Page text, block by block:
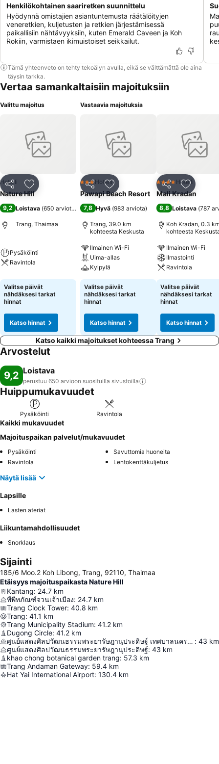
Henkilökohtainen saariretken suunnittelu
Hyödynnä omistajien asiantuntemusta räätälöityjen
veneretkien, kuljetusten ja retkien järjestämisessä
paikallisiin nähtävyyksiin, kuten Emerald Caveen ja Koh
Rokiin, varmistaen ikimuistoiset seikkailut.
Tämä yhteenveto on tehty tekoälyn avulla, eikä se välttämättä ole aina
täysin tarkka.
Vertaa samankaltaisiin majoituksiin
Valittu majoitus
Jaa Lisää suosikkeihin
Hotelli
Nature Hill
9,2 Loistava (650 arviota)
Trang, Thaimaa
Pysäköinti
Ravintola
Valitse päivät
nähdäksesi tarkat
hinnat
Katso hinnat
Vastaavia majoituksia
Jaa Lisää suosikkeihin
3 Tähtiluokitus
Hotelli
Pawapi Beach Resort
7,8 Hyvä (983 arviota)
Trang, 39.0 km
kohteesta Keskusta
Ilmainen Wi-Fi
Uima-allas
Kylpylä
Valitse päivät
nähdäksesi tarkat
hinnat
Katso hinnat
Jaa Lisää
4 Tähtiluokitus
Hotelli
Mali Kradan
8,8 Loistava (787
Koh Kradan, 0.3
kohteesta
Ilmainen Wi-Fi
Ilmastointi
Ravintola
Valitse päivät
nähdäksesi tarkat
hinnat
Katso hinnat
Katso kaikki majoitukset kohteessa Trang
Arvostelut
9,2 Loistava
perustuu 650 arvioon suosituilla sivustoilla
Huippumukavuudet
Pysäköinti Ravintola
Kaikki mukavuudet
Majoituspaikan palvelut/mukavuudet
Pysäköinti
Savuttomia huoneita
Ravintola
Lentokenttäkuljetus
Näytä lisää
Lapsille
Lasten ateriat
Liikuntamahdollisuudet
Snorklaus
Sijainti
185/6 Moo.2 Koh Libong, Trang, 92110, Thaimaa
Etäisyys majoituspaikasta Nature Hill
Kantang: 24.7 km
พืพืทภัณฑ์จวนเจ้าเมือง: 24.7 km
Trang Clock Tower: 40.8 km
Trang: 41.1 km
Trang Municipality Stadium: 41.2 km
Dugong Circle: 41.2 km
ศูนย์แสดงศิลปวัฒนธรรมพระยารัษฎานุประดิษฐ์ เทศบาลนครตรัง : 43 km
ศูนย์แสดงศิลปวัฒนธรรมพระยารัษฎานุประดิษฐ์: 43 km
khao chong botanical garden trang: 57.3 km
Trang Andaman Gateway: 59.4 km
Hat Yai International Airport: 130.4 km